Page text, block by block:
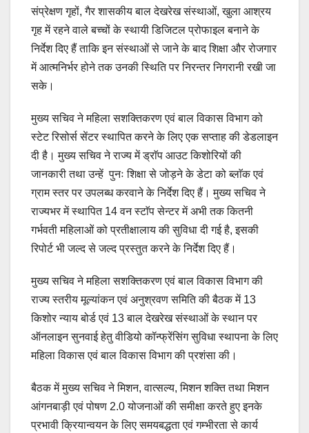
संप्रेक्षण गृहों, गैर शासकीय बाल देखरेख संस्थाओं, खुला आश्रय
गृह में रहने वाले बच्चों के स्थायी डिजिटल प्रोफाइल बनाने के
निर्देश दिए हैं ताकि इन संस्थाओं से जाने के बाद शिक्षा और रोजगार
में आत्मनिर्भर होने तक उनकी स्थिति पर निरन्तर निगरानी रखी जा
सके।
मुख्य सचिव ने महिला सशक्तिकरण एवं बाल विकास विभाग को
स्टेट रिसोर्स सेंटर स्थापित करने के लिए एक सप्ताह की डेडलाइन
दी है। मुख्य सचिव ने राज्य में ड्राॅप आउट किशोरियों की
जानकारी तथा उन्हें पुनः शिक्षा से जोड़ने के डेटा को ब्लाॅक एवं
ग्राम स्तर पर उपलब्ध करवाने के निर्देश दिए हैं। मुख्य सचिव ने
राज्यभर में स्थापित 14 वन स्टाॅप सेन्टर में अभी तक कितनी
गर्भवती महिलाओं को प्रतीक्षालाय की सुविधा दी गई है, इसकी
रिपोर्ट भी जल्द से जल्द प्रस्तुत करने के निर्देश दिए हैं।
मुख्य सचिव ने महिला सशक्तिकरण एवं बाल विकास विभाग की
राज्य स्तरीय मूल्यांकन एवं अनुश्रवण समिति की बैठक में 13
किशोर न्याय बोर्ड एवं 13 बाल देखरेख संस्थाओं के स्थान पर
ऑनलाइन सुनवाई हेतु वीडियो कॉन्फ्रेंसिंग सुविधा स्थापना के लिए
महिला विकास एवं बाल विकास विभाग की प्रशंसा की।
बैठक में मुख्य सचिव ने मिशन, वात्सल्य, मिशन शक्ति तथा मिशन
आंगनबाड़ी एवं पोषण 2.0 योजनाओं की समीक्षा करते हुए इनके
प्रभावी क्रियान्वयन के लिए समयबद्धता एवं गम्भीरता से कार्य